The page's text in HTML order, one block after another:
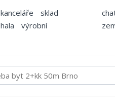
kanceláře
sklad
hala
výrobní